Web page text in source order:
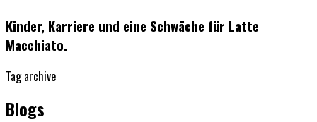
Kinder, Karriere und eine Schwäche für Latte
Macchiato.
Tag archive
Blogs